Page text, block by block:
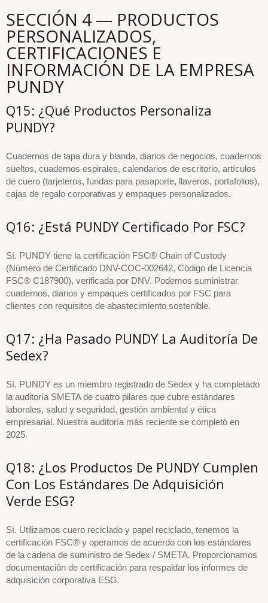
SECCIÓN 4 — PRODUCTOS
PERSONALIZADOS,
CERTIFICACIONES E
INFORMACIÓN DE LA EMPRESA
PUNDY
Q15: ¿Qué Productos Personaliza
PUNDY?
Cuadernos de tapa dura y blanda, diarios de negocios, cuadernos
sueltos, cuadernos espirales, calendarios de escritorio, artículos
de cuero (tarjeteros, fundas para pasaporte, llaveros, portafolios),
cajas de regalo corporativas y empaques personalizados.
Q16: ¿Está PUNDY Certificado Por FSC?
Sí. PUNDY tiene la certificación FSC® Chain of Custody
(Número de Certificado DNV-COC-002642, Código de Licencia
FSC® C187900), verificada por DNV. Podemos suministrar
cuadernos, diarios y empaques certificados por FSC para
clientes con requisitos de abastecimiento sostenible.
Q17: ¿Ha Pasado PUNDY La Auditoría De
Sedex?
Sí. PUNDY es un miembro registrado de Sedex y ha completado
la auditoría SMETA de cuatro pilares que cubre estándares
laborales, salud y seguridad, gestión ambiental y ética
empresarial. Nuestra auditoría más reciente se completó en
2025.
Q18: ¿Los Productos De PUNDY Cumplen
Con Los Estándares De Adquisición
Verde ESG?
Sí. Utilizamos cuero reciclado y papel reciclado, tenemos la
certificación FSC® y operamos de acuerdo con los estándares
de la cadena de suministro de Sedex / SMETA. Proporcionamos
documentación de certificación para respaldar los informes de
adquisición corporativa ESG.